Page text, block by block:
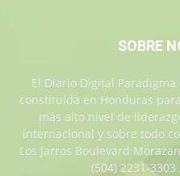
SOBRE
El Diario Digital
constituida en Honduras
más alto nivel de
internacional y sobre todo
Los Jarros Boulevard
(504) 2231-